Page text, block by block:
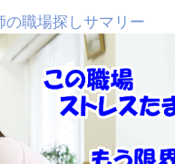
の職場探しサマリー